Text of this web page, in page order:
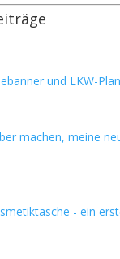
und LKW-
machen, meine
- ein